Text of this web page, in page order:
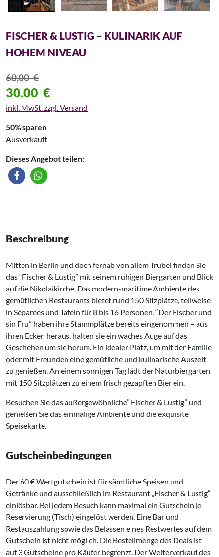
FISCHER & LUSTIG – KULINARIK AUF
HOHEM NIVEAU
60,00€
30,00 €
inkl. MwSt. zzgl. Versand
50% sparen
Ausverkauft
Dieses Angebot teilen:
Beschreibung
Mitten in Berlin und doch fernab von allem Trubel finden Sie
das “Fischer & Lustig” mit seinem ruhigen Biergarten und Blick
auf die Nikolaikirche. Das modern-maritime Ambiente des
gemütlichen Restaurants bietet rund 150 Sitzplätze, teilweise
in Séparées und Tafeln für 8 bis 16 Personen. “Der Fischer und
sin Fru” haben ihre Stammplätze bereits eingenommen – aus
ihren Ecken heraus, halten sie ein waches Auge auf das
Geschehen um sie herum. Ein idealer Platz, um mit der Familie
oder mit Freunden eine gemütliche und kulinarische Auszeit
zu genießen. An einem sonnigen Tag lädt der Naturbiergarten
mit 150 Sitzplätzen zu einem frisch gezapften Bier ein.
Besuchen Sie das außergewöhnliche” Fischer & Lustig” und
genießen Sie das einmalige Ambiente und die exquisite
Speisekarte.
Gutscheinbedingungen
Der 60 € Wertgutschein ist für sämtliche Speisen und
Getränke und ausschließlich im Restaurant „Fischer & Lustig“
einlösbar. Bei jedem Besuch kann maximal ein Gutschein je
Reservierung (Tisch) eingelöst werden. Eine Bar und
Restauszahlung sowie das Belassen eines Restwertes auf dem
Gutschein ist nicht möglich. Die Bestellmenge des Deals ist
auf 3 Gutscheine pro Käufer begrenzt. Der Weiterverkauf des